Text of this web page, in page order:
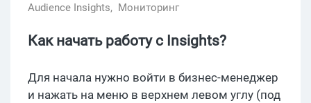
Audience Insights, Мониторинг
Как начать работу с Insights?
Для начала нужно войти в бизнес-менеджер
и нажать на меню в верхнем левом углу (под